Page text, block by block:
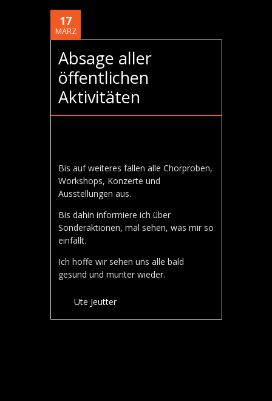
17
MÄRZ
Absage aller
öffentlichen
Aktivitäten
Bis auf weiteres fallen alle Chorproben,
Workshops, Konzerte und
Ausstellungen aus.
Bis dahin informiere ich über
Sonderaktionen, mal sehen, was mir so
einfällt.
Ich hoffe wir sehen uns alle bald
gesund und munter wieder.
Ute Jeutter